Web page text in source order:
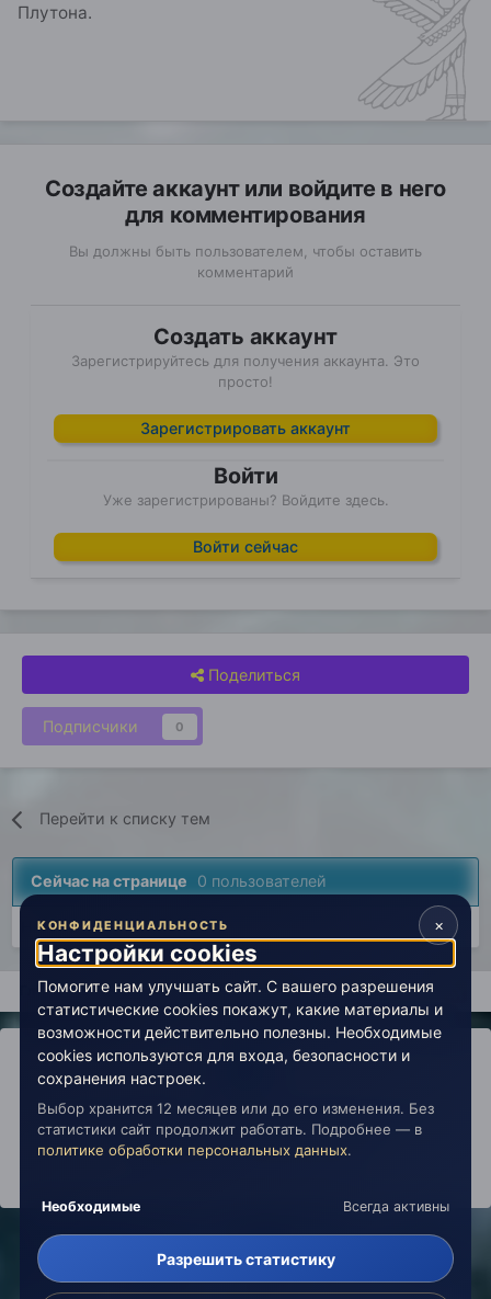
Плутона.
Создайте аккаунт или войдите в него
для комментирования
Вы должны быть пользователем, чтобы оставить
комментарий
Создать аккаунт
Зарегистрируйтесь для получения аккаунта. Это
просто!
Зарегистрировать аккаунт
Войти
Уже зарегистрированы? Войдите здесь.
Войти сейчас
Поделиться
Подписчики 0
Перейти к списку тем
Сейчас на странице 0 пользователей
Нет пользователей, просматривающих эту страницу.
Главная Вселенная Живой Эзотерики Магия
IPS ThemebyIPSFocus
Политика конфиденциальности
Обратная связь
Настройки cookies
copyright © 2026 Живая Эзотерика
×
КОНФИДЕНЦИАЛЬНОСТЬ
Настройки cookies
Помогите нам улучшать сайт. С вашего разрешения
статистические cookies покажут, какие материалы и
возможности действительно полезны. Необходимые
cookies используются для входа, безопасности и
сохранения настроек.
Выбор хранится 12 месяцев или до его изменения. Без
статистики сайт продолжит работать. Подробнее — в
политике обработки персональных данных.
Необходимые Всегда активны
Разрешить статистику